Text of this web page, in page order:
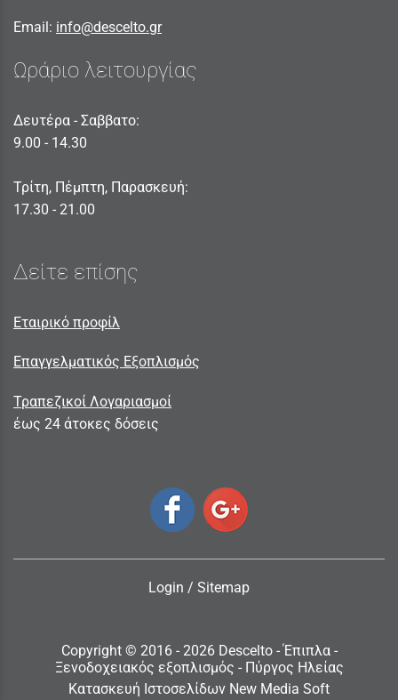
Email: info@descelto.gr
Ωράριο λειτουργίας
Δευτέρα - Σαββατο:
9.00 - 14.30
Τρίτη, Πέμπτη, Παρασκευή:
17.30 - 21.00
Δείτε επίσης
Εταιρικό προφίλ
Επαγγελματικός Εξοπλισμός
Τραπεζικοί Λογαριασμοί
έως 24 άτοκες δόσεις
Login / Sitemap
Copyright © 2016 - 2026 Descelto - Έπιπλα -
Ξενοδοχειακός εξοπλισμός - Πύργος Ηλείας
Κατασκευή Ιστοσελίδων New Media Soft